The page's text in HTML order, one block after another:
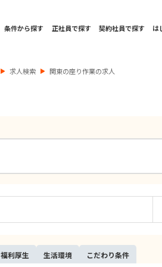
条件から探す 正社員で探す 契約社員で探す は
求人検索 関東の座り作業の求人
福利厚生 生活環境 こだわり条件